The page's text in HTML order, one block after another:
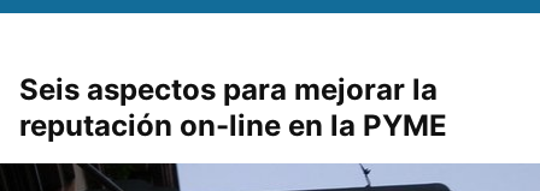
Seis aspectos para mejorar la
reputación on-line en la PYME